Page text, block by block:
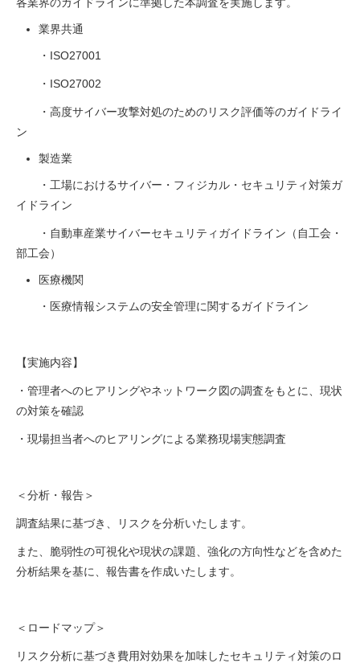
業界共通
・ISO27001
・ISO27002
・高度サイバー攻撃対処のためのリスク評価等のガイドライ
ン
製造業
・工場におけるサイバー・フィジカル・セキュリティ対策ガ
イドライン
・自動車産業サイバーセキュリティガイドライン（自工会・
部工会）
医療機関
・医療情報システムの安全管理に関するガイドライン
【実施内容】
・管理者へのヒアリングやネットワーク図の調査をもとに、現状
の対策を確認
・現場担当者へのヒアリングによる業務現場実態調査
＜分析・報告＞
調査結果に基づき、リスクを分析いたします。
また、脆弱性の可視化や現状の課題、強化の方向性などを含めた
分析結果を基に、報告書を作成いたします。
＜ロードマップ＞
リスク分析に基づき費用対効果を加味したセキュリティ対策のロ